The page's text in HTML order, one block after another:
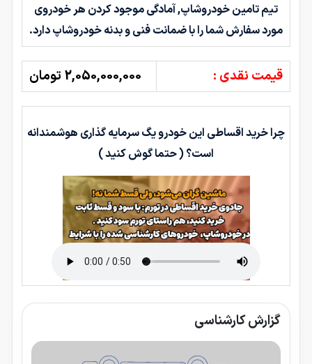
تیم تامین خودروشاپ, آمادگی موجود کردن هر خودروی
مورد سفارش شما را با ضمانت فنی و بدنه خودروشاپ دارد.
قیمت نقدی : 2,050,000,000 تومان
چرا خرید اقساطی این خودرو یگ سرمایه گذاری هوشمندانه
است؟ ( حتما گوش کنید )
گزارش کارشناسی